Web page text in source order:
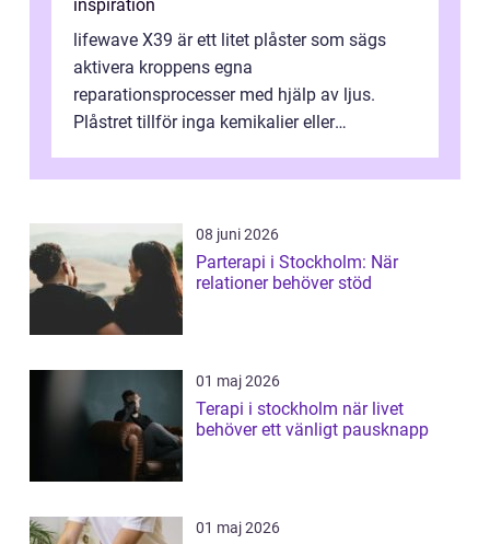
inspiration
lifewave X39 är ett litet plåster som sägs
aktivera kroppens egna
reparationsprocesser med hjälp av ljus.
Plåstret tillför inga kemikalier eller
ljusbaserad stimula...
08 juni 2026
Parterapi i Stockholm: När
relationer behöver stöd
01 maj 2026
Terapi i stockholm när livet
behöver ett vänligt pausknapp
01 maj 2026